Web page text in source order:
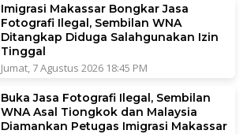
Imigrasi Makassar Bongkar Jasa
Fotografi Ilegal, Sembilan WNA
Ditangkap Diduga Salahgunakan Izin
Tinggal
Jumat, 7 Agustus 2026 18:45 PM
Buka Jasa Fotografi Ilegal, Sembilan
WNA Asal Tiongkok dan Malaysia
Diamankan Petugas Imigrasi Makassar